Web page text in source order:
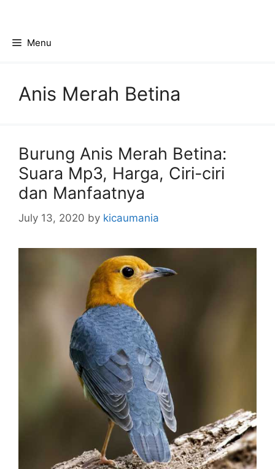
contentMenu
Anis Merah Betina
Burung Anis Merah Betina:
Suara Mp3, Harga, Ciri-ciri
dan Manfaatnya
July 13, 2020 by kicaumania